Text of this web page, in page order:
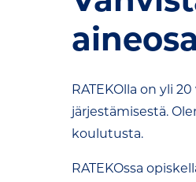
RATEKOlla on yli
järjestämisestä.
koulutusta.
RATEKOssa